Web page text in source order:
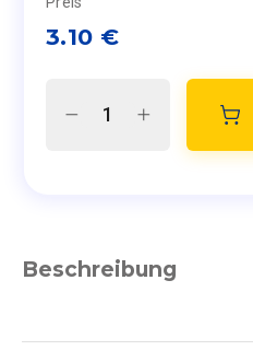
3.10 €
Beschreibung